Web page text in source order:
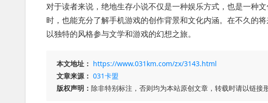
对于读者来说，绝地生存小说不仅是一种娱乐方式，也是一种
时，也能充分了解手机游戏的创作背景和文化内涵。在不久的
以独特的风格参与文学和游戏的幻想之旅。
本文地址： https://www.031km.com/zx/3143.html
文章来源： 031卡盟
版权声明： 除非特别标注，否则均为本站原创文章，转载时请以链接